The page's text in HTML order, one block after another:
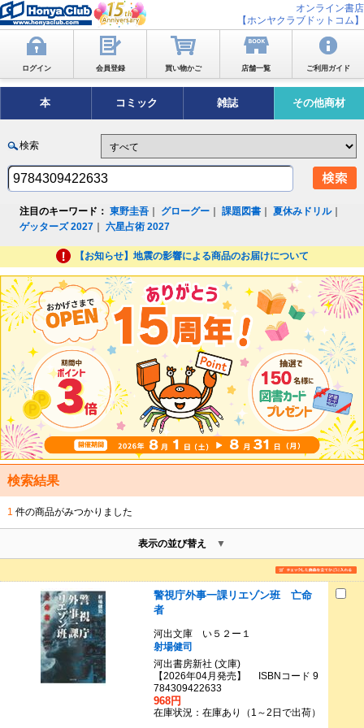
オンライン書店
【ホンヤクラブドットコム】
ログイン 会員登録 買い物かご 店舗一覧 ご利用ガイド
本 コミック 雑誌 その他商材
検索
注目のキーワード： 東野圭吾 グローグー ｜課題図書 ｜夏休みドリル｜
ゲッターズ 2027 ｜六星占術 2027
【お知らせ】地震の影響による商品のお届けについて
検索結果
1 件の商品がみつかりました
表示の並び替え
警視庁外事一課リエゾン班 亡命
者
河出文庫 い５２ー１
射場健司
河出書房新社 (文庫)
【2026年04月発売】 ISBNコード 9
784309422633
968円
在庫状況：在庫あり（1～2日で出荷）